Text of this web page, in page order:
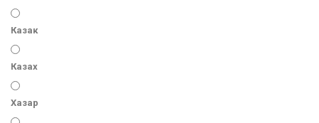
Казак
Казах
Хазар